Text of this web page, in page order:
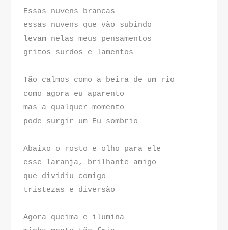
Essas nuvens brancas
essas nuvens que vão subindo
levam nelas meus pensamentos
gritos surdos e lamentos
Tão calmos como a beira de um rio
como agora eu aparento
mas a qualquer momento
pode surgir um Eu sombrio
Abaixo o rosto e olho para ele
esse laranja, brilhante amigo
que dividiu comigo
tristezas e diversão
Agora queima e ilumina